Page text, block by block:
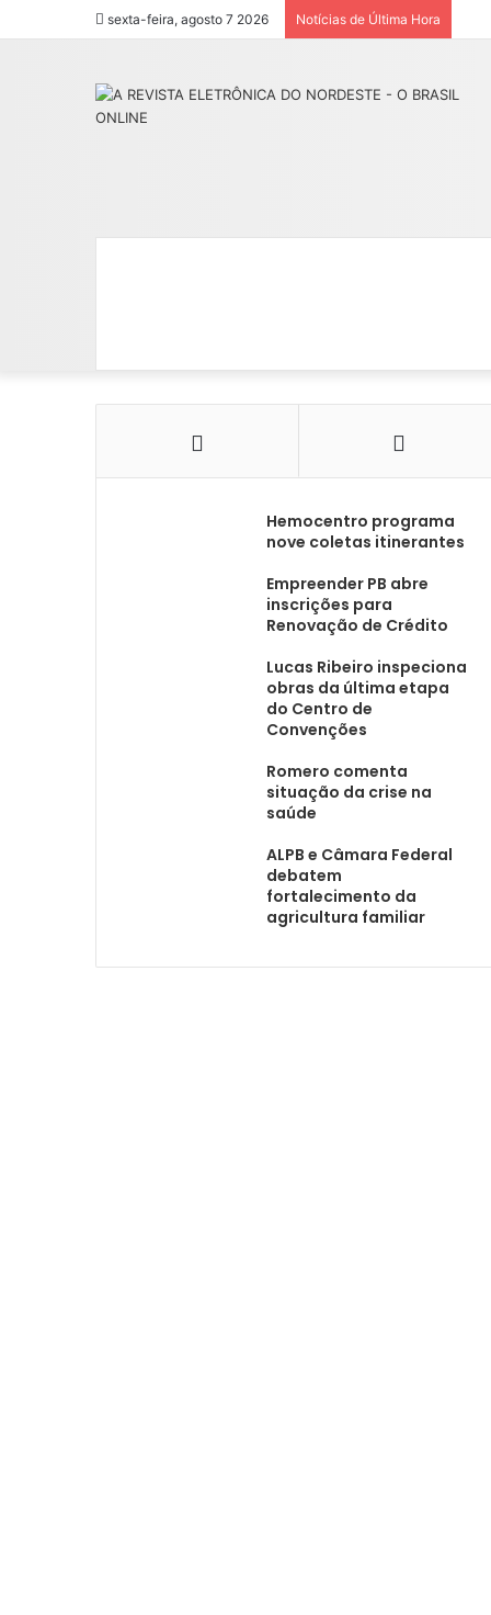
sexta-feira, agosto 7 2026 Notícias de Última Hora
Hemocentro programa
nove coletas itinerantes
Empreender PB abre
inscrições para
Renovação de Crédito
Lucas Ribeiro inspeciona
obras da última etapa
do Centro de
Convenções
Romero comenta
situação da crise na
saúde
ALPB e Câmara Federal
debatem
fortalecimento da
agricultura familiar